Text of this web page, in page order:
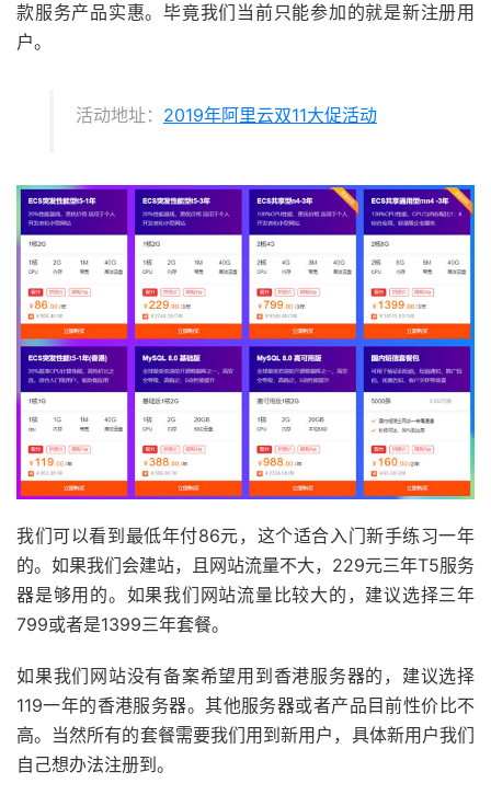
款服务产品实惠。毕竟我们当前只能参加的就是新注册用
户。
活动地址： 2019年阿里云双11大促活动
我们可以看到最低年付86元，这个适合入门新手练习一年
的。如果我们会建站，且网站流量不大，229元三年T5服务
器是够用的。如果我们网站流量比较大的，建议选择三年
799或者是1399三年套餐。
如果我们网站没有备案希望用到香港服务器的，建议选择
119一年的香港服务器。其他服务器或者产品目前性价比不
高。当然所有的套餐需要我们用到新用户，具体新用户我们
自己想办法注册到。